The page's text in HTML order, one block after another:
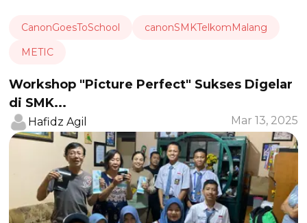
CanonGoesToSchool
canonSMKTelkomMalang
METIC
Workshop "Picture Perfect" Sukses Digelar
di SMK...
Hafidz Agil Mar 13, 2025